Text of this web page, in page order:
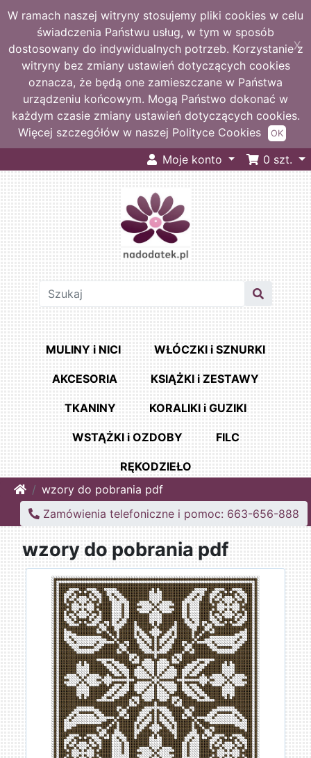
W ramach naszej witryny stosujemy pliki cookies w celu
świadczenia Państwu usług, w tym w sposób
dostosowany do indywidualnych potrzeb. Korzystanie z
witryny bez zmiany ustawień dotyczących cookies
oznacza, że będą one zamieszczane w Państwa
urządzeniu końcowym. Mogą Państwo dokonać w
każdym czasie zmiany ustawień dotyczących cookies.
Więcej szczegółów w naszej Polityce Cookies
X
OK
Moje konto 0 szt.
MULINY i NICI WŁÓCZKI i SZNURKI
AKCESORIA KSIĄŻKI i ZESTAWY
TKANINY KORALIKI i GUZIKI
WSTĄŻKI i OZDOBY FILC
RĘKODZIEŁO
Homewzory do pobrania pdf
Zamówienia telefoniczne i pomoc: 663-656-888
wzory do pobrania pdf